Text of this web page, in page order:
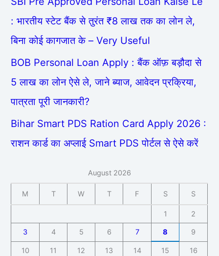
: भारतीय स्टेट बैंक से तुरंत ₹8 लाख तक का लोन ले,
बिना कोई कागजात के – Very Useful
BOB Personal Loan Apply : बैंक ऑफ़ बड़ौदा से
5 लाख का लोन ऐसे ले, जाने ब्याज, आवेदन प्रक्रिया,
पात्रता पूरी जानकारी?
Bihar Smart PDS Ration Card Apply 2026 :
राशन कार्ड का अप्लाई Smart PDS पोर्टल से ऐसे करें
August 2026
M T W T F S S
1 2
3 4 5 6 7 8 9
10 11 12 13 14 15 16